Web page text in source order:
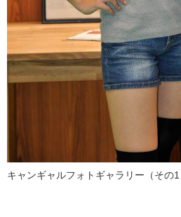
キャンギャルフォトギャラリー（その